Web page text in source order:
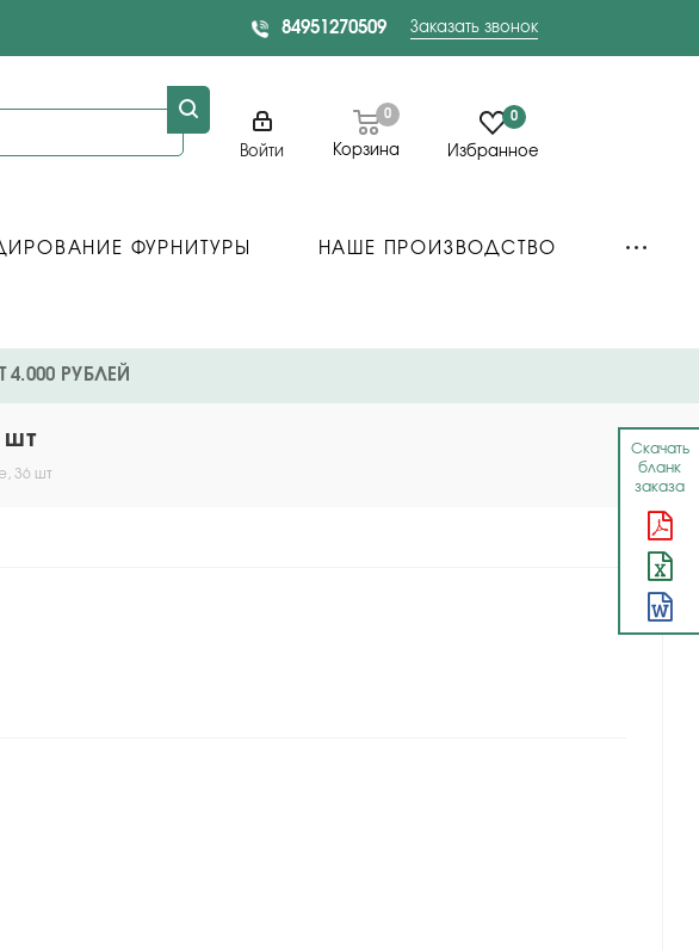
Скачать
бланк
заказа
84951270509 Заказать звонок
Войти Корзина
0 0
Избранное
ФУРНИТУРЫ НАШЕ ПРОИЗВОДСТВО
4.000 РУБЛЕЙ
шт
36 шт